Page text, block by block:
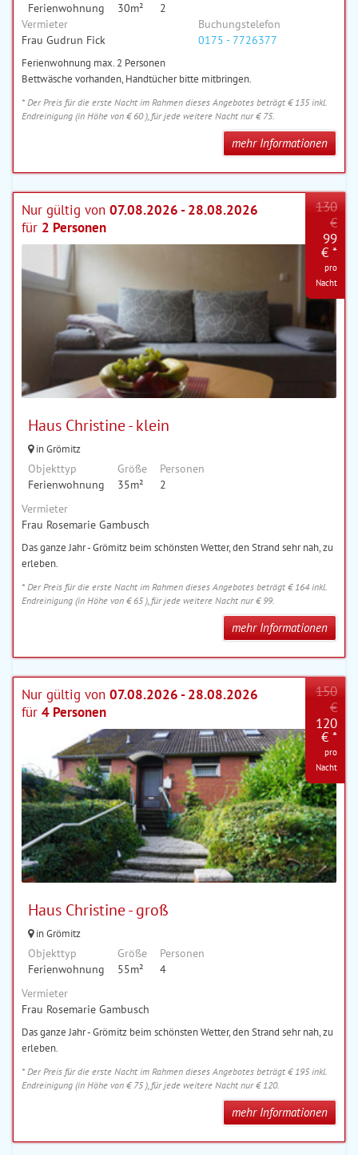
Ferienwohnung
30m²
2
Vermieter
Frau Gudrun Fick
Buchungstelefon
0175 - 7726377
Ferienwohnung max. 2 Personen
Bettwäsche vorhanden, Handtücher bitte mitbringen.
* Der Preis für die erste Nacht im Rahmen dieses Angebotes beträgt € 135 inkl.
Endreinigung (in Höhe von € 60 ), für jede weitere Nacht nur € 75.
mehr Informationen
Nur gültig von 07.08.2026 - 28.08.2026
für 2 Personen
Haus Christine - klein
in Grömitz
Objekttyp
Ferienwohnung
Größe
35m²
Personen
2
130
€
99
€ *
pro
Nacht
Vermieter
Frau Rosemarie Gambusch
Das ganze Jahr - Grömitz beim schönsten Wetter, den Strand sehr nah, zu
erleben.
* Der Preis für die erste Nacht im Rahmen dieses Angebotes beträgt € 164 inkl.
Endreinigung (in Höhe von € 65 ), für jede weitere Nacht nur € 99.
mehr Informationen
Nur gültig von 07.08.2026 - 28.08.2026
für 4 Personen
Haus Christine - groß
in Grömitz
Objekttyp
Ferienwohnung
Größe
55m²
Personen
4
150
€
120
€ *
pro
Nacht
Vermieter
Frau Rosemarie Gambusch
Das ganze Jahr - Grömitz beim schönsten Wetter, den Strand sehr nah, zu
erleben.
* Der Preis für die erste Nacht im Rahmen dieses Angebotes beträgt € 195 inkl.
Endreinigung (in Höhe von € 75 ), für jede weitere Nacht nur € 120.
mehr Informationen